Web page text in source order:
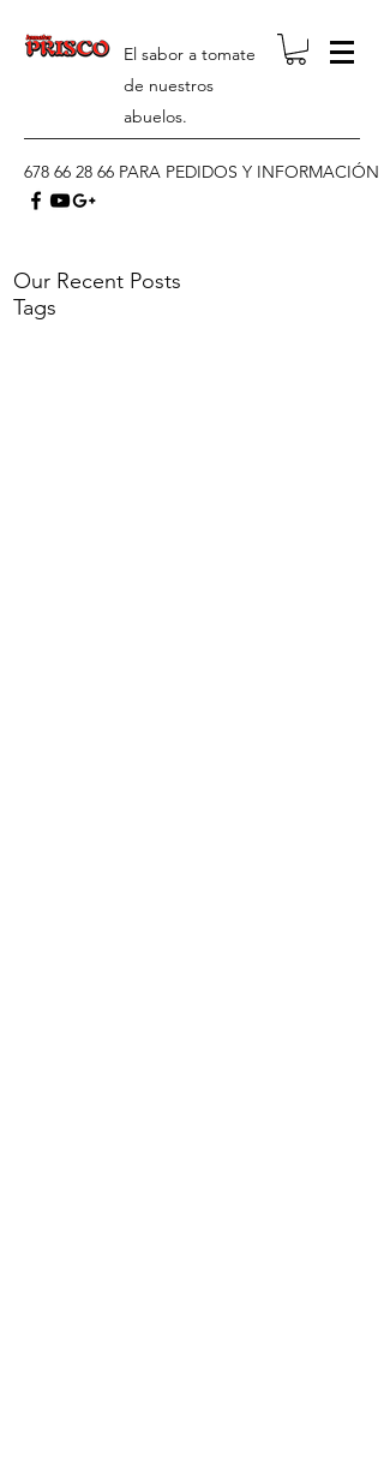
El sabor a tomate
de nuestros
abuelos.
678 66 28 66 PARA PEDIDOS Y INFORMACIÓN
Our Recent Posts
Tags